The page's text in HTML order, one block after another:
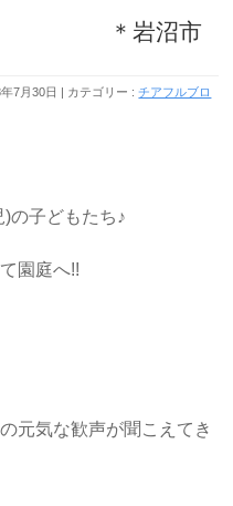
／ ＊岩沼市
7月30日 カテゴリー :チアフルブロ
の子どもたち♪
園庭へ!!
元気な歓声が聞こえてき